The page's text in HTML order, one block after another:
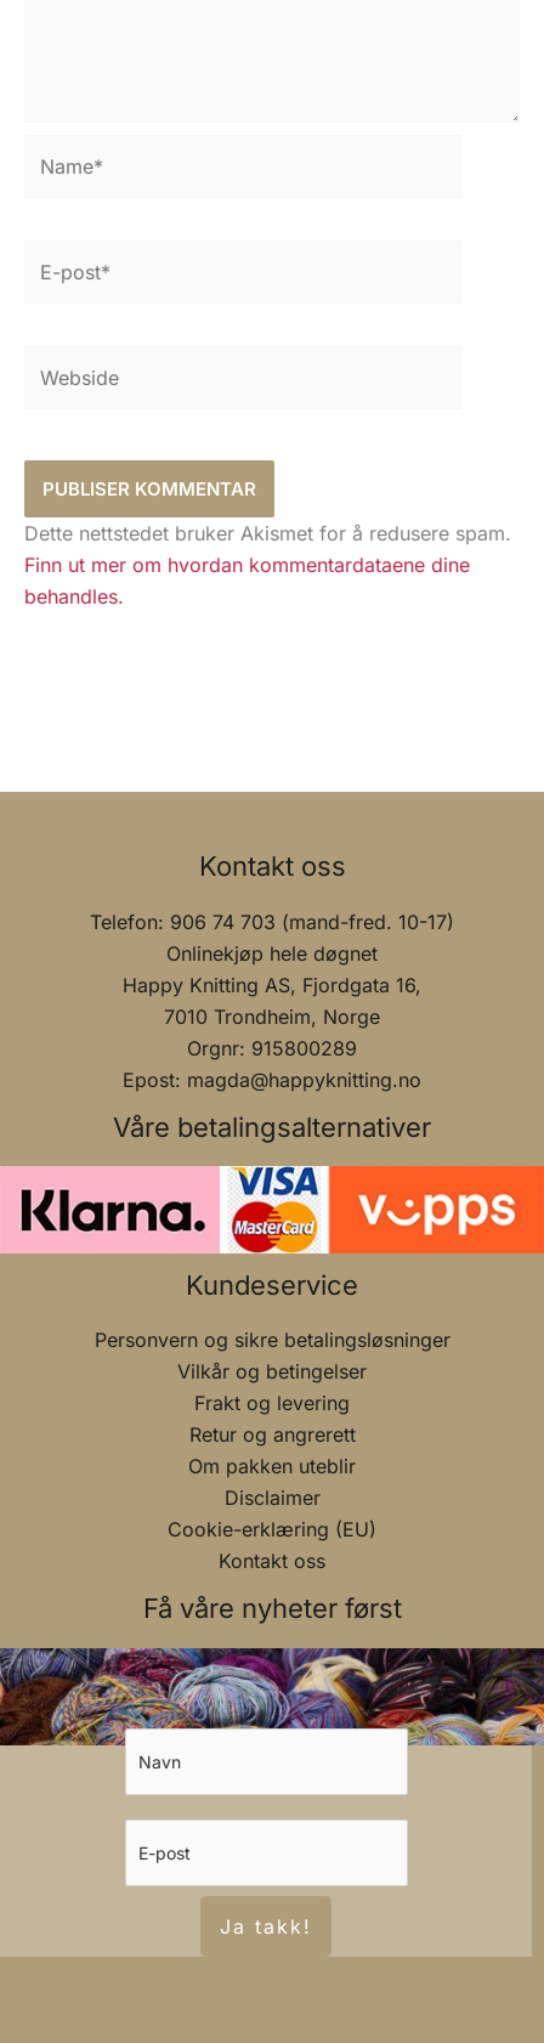
post*
Dette nettstedet bruker Akismet for å redusere spam.
Finn ut mer om hvordan kommentardataene dine
behandles.
Kontakt oss
Telefon: 906 74 703 (mand-fred. 10-17)
Onlinekjøp hele døgnet
Happy Knitting AS, Fjordgata 16,
7010 Trondheim, Norge
Orgnr: 915800289
Epost: magda@happyknitting.no
Våre betalingsalternativer
Kundeservice
Personvern og sikre betalingsløsninger
Vilkår og betingelser
Frakt og levering
Retur og angrerett
Om pakken uteblir
Disclaimer
Cookie-erklæring (EU)
Kontakt oss
Få våre nyheter først
Ja takk!